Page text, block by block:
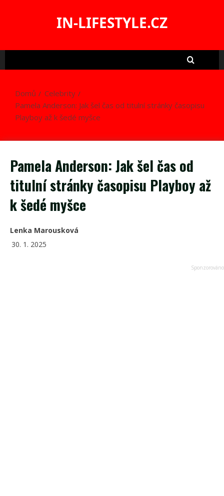
IN-LIFESTYLE.CZ
Domů
Celebrity
Pamela Anderson: Jak šel čas od titulní stránky časopisu
Playboy až k šedé myšce
Pamela Anderson: Jak šel čas od
titulní stránky časopisu Playboy až
k šedé myšce
Lenka Marousková
30. 1. 2025